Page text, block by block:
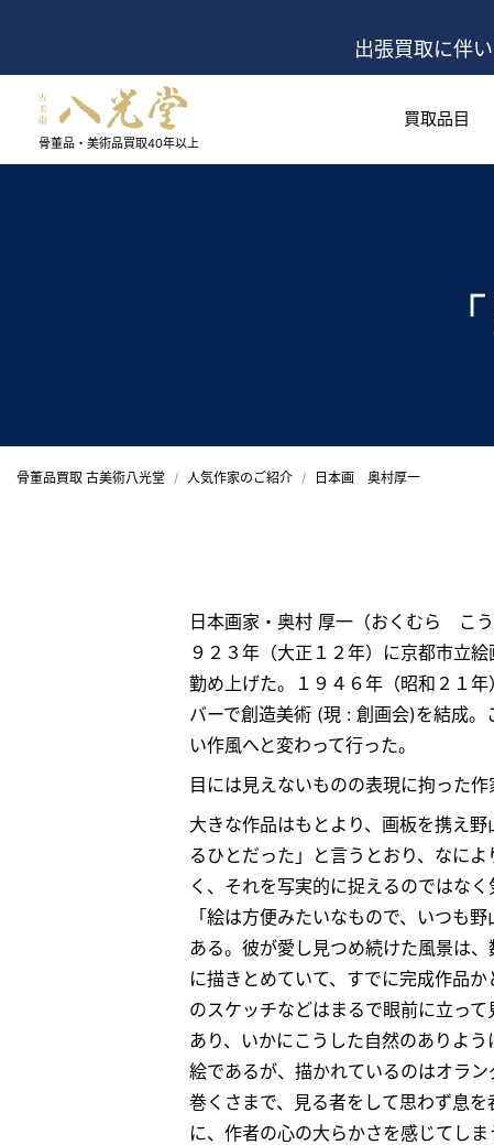
出張買取に伴
骨董品・美術品買取40年以上
買取品目
骨董品買取 古美術八光堂 人気作家のご紹介 日本画 奥村厚一
日本画家・奥村 厚一 （おくむら こ
９２３年（大正１２年）に京都市立
勤め上げた。１９４６年（昭和２１
バーで創造美術 (現 : 創画会)を結成
い作風へと変わって行った。
目には見えないものの表現に拘った作
大きな作品はもとより、画板を携え
るひとだった」と言うとおり、なに
く、それを写実的に捉えるのではな
「絵は方便みたいなもので、いつも
ある。彼が愛し見つめ続けた風景は
に描きとめていて、すでに完成作品
のスケッチなどはまるで眼前に立っ
あり、いかにこうした自然のありよ
絵であるが、描かれているのはオラ
巻くさまで、見る者をして思わず息
に、作者の心の大らかさを感じてしま